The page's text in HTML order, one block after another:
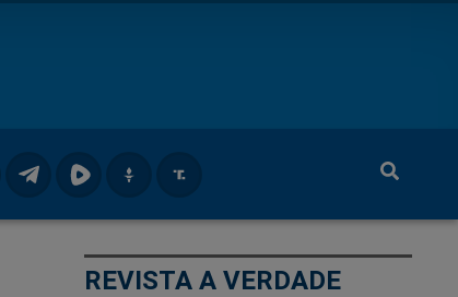
REVISTA A VERDADE